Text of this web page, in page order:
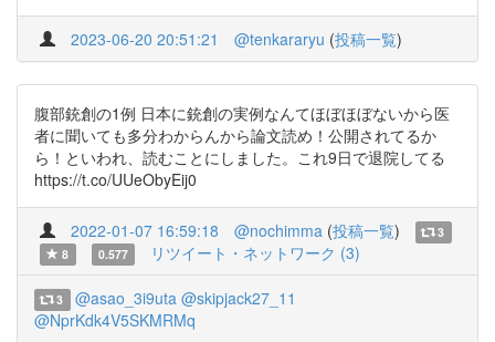
2023-06-20 20:51:21 @tenkararyu (投稿一覧)
腹部銃創の1例 日本に銃創の実例なんてほぼほぼないから医
者に聞いても多分わからんから論文読め！公開されてるか
ら！といわれ、読むことにしました。これ9日で退院してる
https://t.co/UUeObyEij0
2022-01-07 16:59:18 @nochimma (投稿一覧)
3
8
0.577 リツイート・ネットワーク (3)
3 @asao_3i9uta @skipjack27_11
@NprKdk4V5SKMRMq